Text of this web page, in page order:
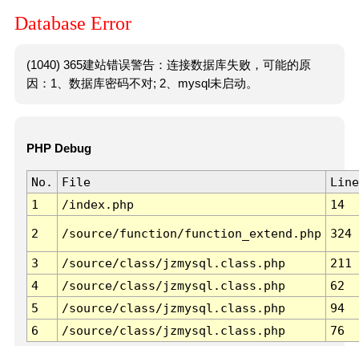
Database Error
(1040) 365建站错误警告：连接数据库失败，可能的原
因：1、数据库密码不对; 2、mysql未启动。
PHP Debug
No. File
Line
1
/index.php 14
2 /source/function/function_extend.php 324
3 /source/class/jzmysql.class.php
211
4
/source/class/jzmysql.class.php
62
5
/source/class/jzmysql.class.php
94
6
/source/class/jzmysql.class.php 76